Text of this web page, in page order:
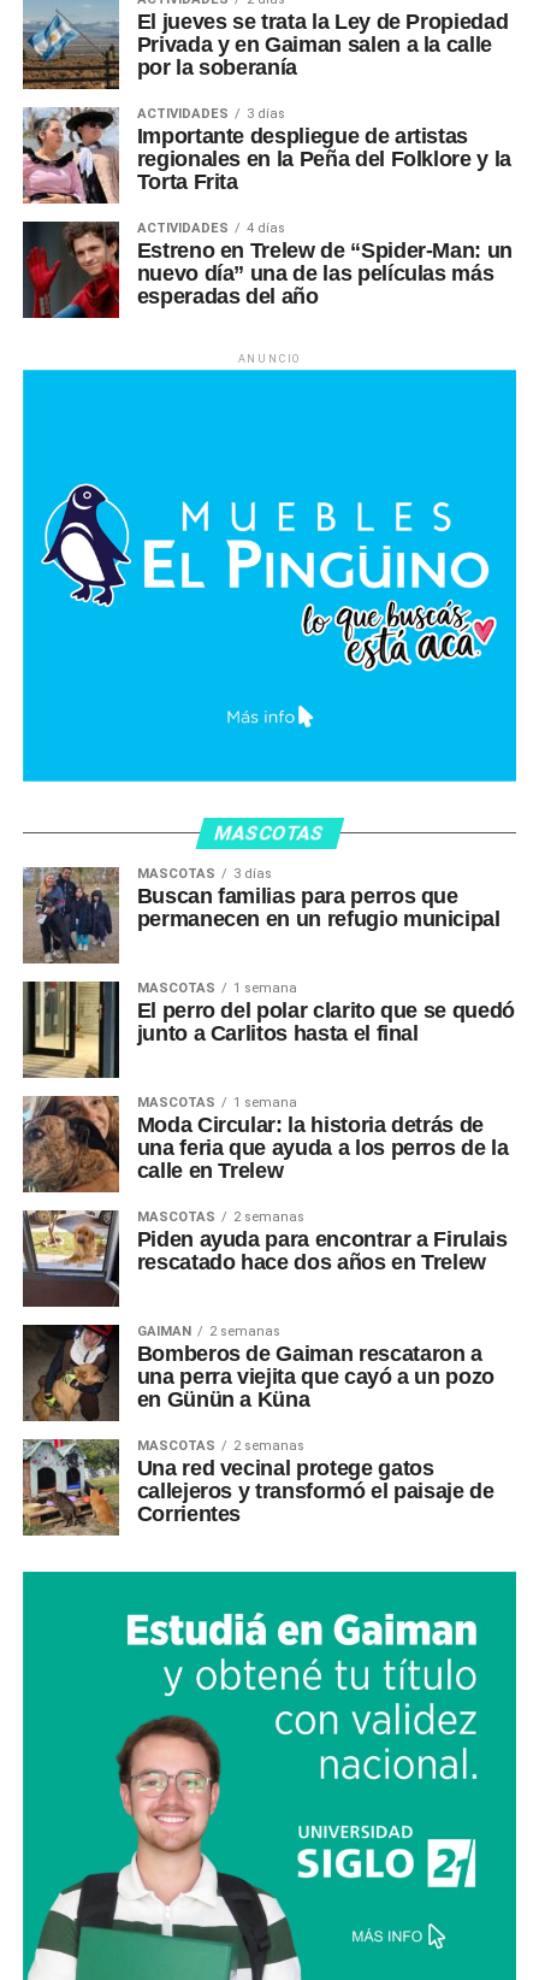
El jueves se trata la Ley de Propiedad
Privada y en Gaiman salen a la calle
por la soberanía
ACTIVIDADES 3 días
Importante despliegue de artistas
regionales en la Peña del Folklore y la
Torta Frita
ACTIVIDADES 4 días
Estreno en Trelew de “Spider-Man: un
nuevo día” una de las películas más
esperadas del año
ANUNCIO
MASCOTAS
MASCOTAS 3 días
Buscan familias para perros que
permanecen en un refugio municipal
MASCOTAS 1 semana
El perro del polar clarito que se quedó
junto a Carlitos hasta el final
MASCOTAS 1 semana
Moda Circular: la historia detrás de
una feria que ayuda a los perros de la
calle en Trelew
MASCOTAS 2 semanas
Piden ayuda para encontrar a Firulais
rescatado hace dos años en Trelew
GAIMAN 2 semanas
Bomberos de Gaiman rescataron a
una perra viejita que cayó a un pozo
en Günün a Küna
MASCOTAS 2 semanas
Una red vecinal protege gatos
callejeros y transformó el paisaje de
Corrientes